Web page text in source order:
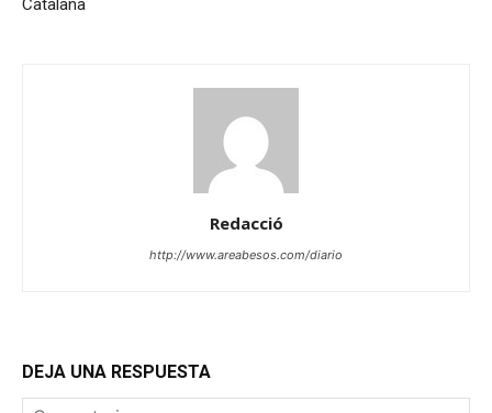
Catalana
Redacció
http://www.areabesos.com/diario
DEJA UNA RESPUESTA